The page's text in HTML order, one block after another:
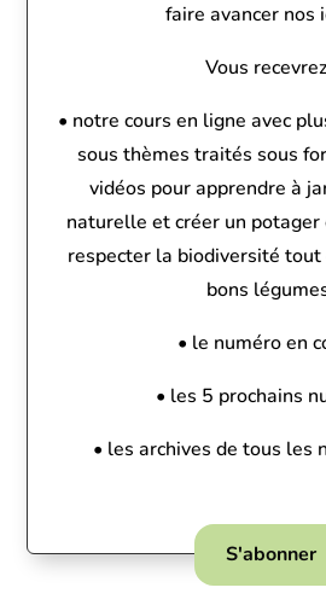
faire avancer nos
Vous
• notre cours en ligne avec plu
sous thèmes traités sous
vidéos pour apprendre à
naturelle et créer un potager
respecter la biodiversité
bons
• le numéro en
• les 5 prochains
• les archives de tous les
S'abonner